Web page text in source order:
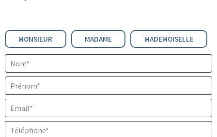
Civilité :MONSIEUR MADAME MADEMOISELLE
Nom* :
Prénom* :
Email* :
Téléphone* :